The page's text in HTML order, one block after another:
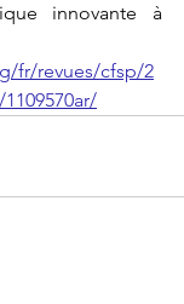
innovante à
fr/revues/cfsp/2